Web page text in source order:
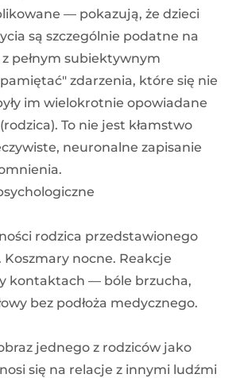
— pokazują, że dzieci
są szczególnie podatne na
pełnym subiektywnym
zdarzenia, które się nie
im wielokrotnie opowiadane
To nie jest kłamstwo
neuronalne zapisanie
rodzica przedstawionego
Koszmary nocne. Reakcje
kontaktach — bóle brzucha,
bez podłoża medycznego.
jednego z rodziców jako
się na relacje z innymi ludźmi